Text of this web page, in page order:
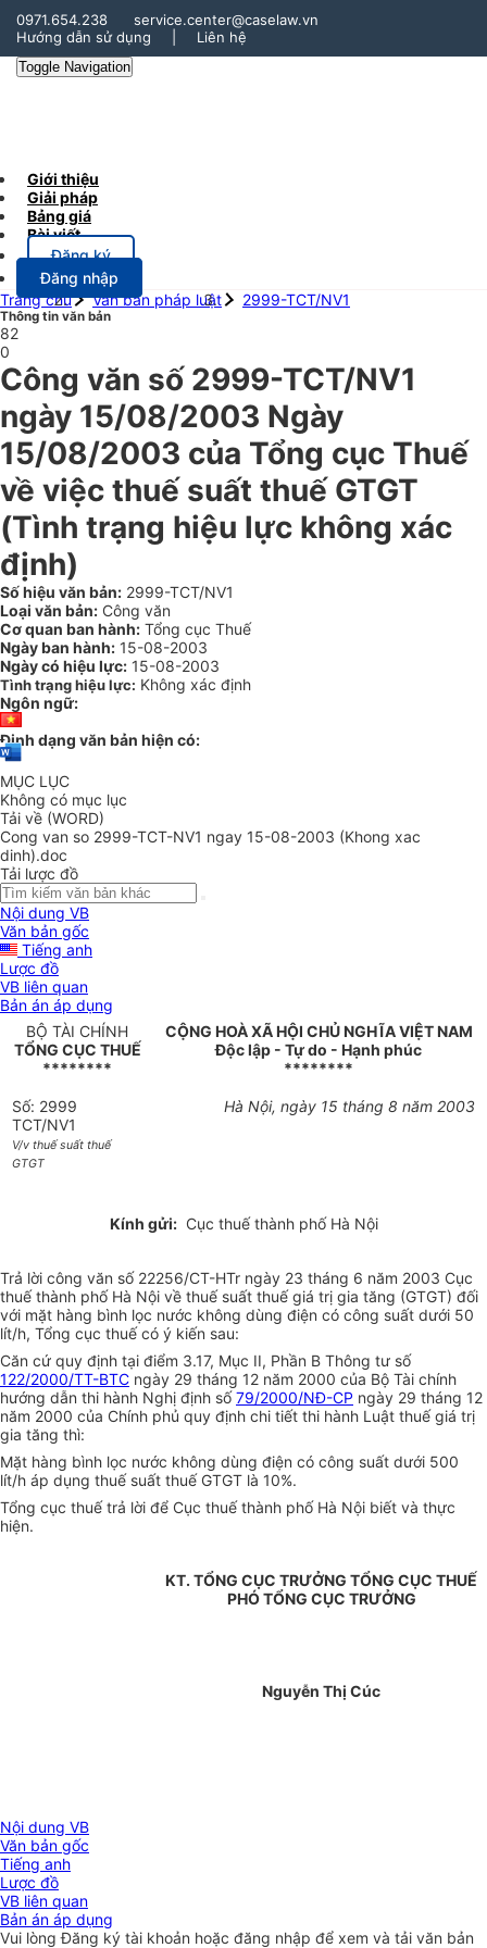
0971.654.238
service.center@caselaw.vn
Hướng dẫn sử dụng
Liên hệ
Toggle Navigation
Giới thiệu
Giải pháp
Bảng giá
Bài viết
Đăng ký
Đăng nhập
Trang chủ
Văn bản pháp luật 2999-TCT/NV1
Thông tin văn bản
82
0
Công văn số 2999-TCT/NV1
ngày 15/08/2003 Ngày
15/08/2003 của Tổng cục Thuế
về việc thuế suất thuế GTGT
(Tình trạng hiệu lực không xác
định)
Số hiệu văn bản: 2999-TCT/NV1
Loại văn bản: Công văn
Cơ quan ban hành: Tổng cục Thuế
Ngày ban hành: 15-08-2003
Ngày có hiệu lực: 15-08-2003
Tình trạng hiệu lực: Không xác định
Ngôn ngữ:
Định dạng văn bản hiện có:
MỤC LỤC
Không có mục lục
Tải về (WORD)
Cong van so 2999-TCT-NV1 ngay 15-08-2003 (Khong xac
dinh).doc
Tải lược đồ
Nội dung VB
Văn bản gốc
Tiếng anh
Lược đồ
VB liên quan
Bản án áp dụng
BỘ TÀI CHÍNH
TỔNG CỤC THUẾ
********
CỘNG HOÀ XÃ HỘI CHỦ NGHĨA VIỆT NAM
Độc lập - Tự do - Hạnh phúc
********
Số: 2999
TCT/NV1
V/v thuế suất thuế
GTGT
Hà Nội, ngày 15 tháng 8 năm 2003
Kính gửi:Cục thuế thành phố Hà Nội
Trả lời công văn số 22256/CT-HTr ngày 23 tháng 6 năm 2003 Cục
thuế thành phố Hà Nội về thuế suất thuế giá trị gia tăng (GTGT) đối
với mặt hàng bình lọc nước không dùng điện có công suất dưới 50
lít/h, Tổng cục thuế có ý kiến sau:
Căn cứ quy định tại điểm 3.17, Mục II, Phần B Thông tư số
122/2000/TT-BTC ngày 29 tháng 12 năm 2000 của Bộ Tài chính
hướng dẫn thi hành Nghị định số79/2000/NĐ-CP ngày 29 tháng 12
năm 2000 của Chính phủ quy định chi tiết thi hành Luật thuế giá trị
gia tăng thì:
Mặt hàng bình lọc nước không dùng điện có công suất dưới 500
lít/h áp dụng thuế suất thuế GTGT là 10%.
Tổng cục thuế trả lời để Cục thuế thành phố Hà Nội biết và thực
hiện.
KT. TỔNG CỤC TRƯỞNG TỔNG CỤC THUẾ
PHÓ TỔNG CỤC TRƯỞNG
Nguyễn Thị Cúc
Nội dung VB
Văn bản gốc
Tiếng anh
Lược đồ
VB liên quan
Bản án áp dụng
Vui lòngĐăng ký tài khoản hoặc đăng nhập để xem và tải văn bản